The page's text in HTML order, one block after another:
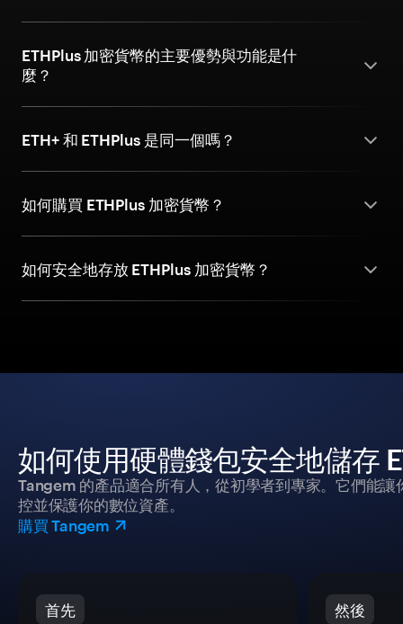
ETHPlus 加密貨幣的主要優勢與功能是什
麼？
ETH+ 和 ETHPlus 是同一個嗎？
如何購買 ETHPlus 加密貨幣？
如何安全地存放 ETHPlus 加密貨幣？
如何使用硬體錢包安全地儲存
Tangem 的產品適合所有人，從初學者到專家。它們能
控並保護你的數位資產。
購買 Tangem
首先 然後